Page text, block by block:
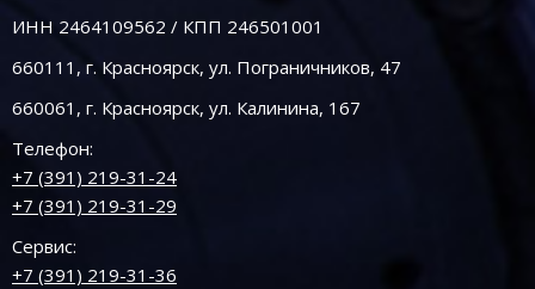
ИНН 2464109562 / КПП 246501001
660111, г. Красноярск, ул. Пограничников, 47
660061, г. Красноярск, ул. Калинина, 167
Телефон:
+7 (391) 219-31-24
+7 (391) 219-31-29
Сервис:
+7 (391) 219-31-36